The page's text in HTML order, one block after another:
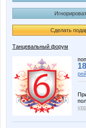
Сделать
Танцевальный форум